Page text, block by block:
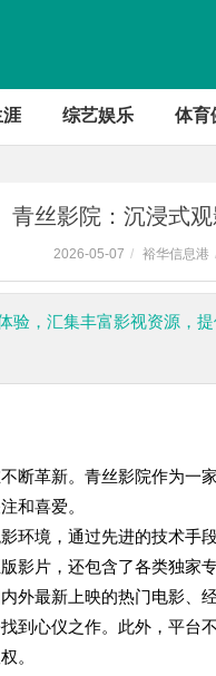
涯 综艺娱乐 体育
青丝影院：沉浸式
2026-05-07 / 裕华信息港
验，汇集丰富影视资源，
断革新。青丝影院作为
和喜爱。
环境，通过先进的技术手
影片，还包含了各类独家
外最新上映的热门电影、
到心仪之作。此外，平
。